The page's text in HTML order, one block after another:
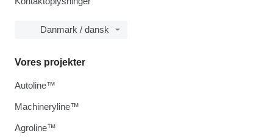
Danmark / dansk
Vores projekter
Autoline™
Machineryline™
Agroline™